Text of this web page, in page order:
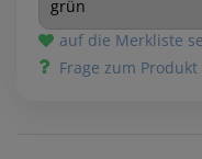
auf die Merkliste
Frage zum Produkt